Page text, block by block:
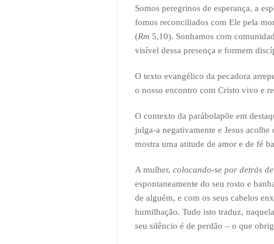
Somos peregrinos de esperança, a
fomos reconciliados com Ele pela
(Rm 5,10). Sonhamos com
visível dessa presença e formem
O texto evangélico da pecadora
o nosso encontro com Cristo vivo e
O contexto da parábolapõe em
julga-a negativamente e Jesus
mostra uma atitude de amor e de fé
A mulher, colocando-se por detrás
espontaneamente do seu rosto e
de alguém, e com os seus cabelos
humilhação. Tudo isto traduz,
seu silêncio é de perdão – o que